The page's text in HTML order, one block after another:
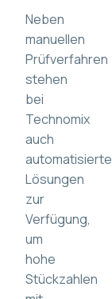
Neben
manuellen
Prüfverfahren
stehen
bei
Technomix
auch
automatisierte
Lösungen
zur
Verfügung,
um
hohe
Stückzahlen